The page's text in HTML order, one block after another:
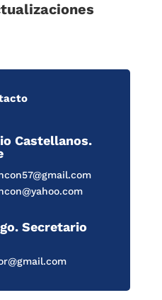
Castellanos.
Secretario